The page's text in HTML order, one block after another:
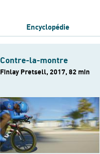
Encyclopédie
Contre-la-montre
Finlay Pretsell, 2017, 82 min